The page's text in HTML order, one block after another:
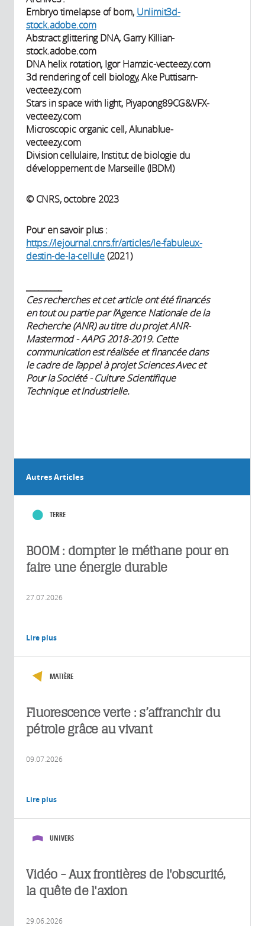
Embryo timelapse of born, Unlimit3d-
stock.adobe.com
Abstract glittering DNA, Garry Killian-
stock.adobe.com
DNA helix rotation, Igor Hamzic-vecteezy.com
3d rendering of cell biology, Ake Puttisarn-
vecteezy.com
Stars in space with light, Piyapong89CG&VFX-
vecteezy.com
Microscopic organic cell, Alunablue-
vecteezy.com
Division cellulaire, Institut de biologie du
développement de Marseille (IBDM)
© CNRS, octobre 2023
Pour en savoir plus :
https://lejournal.cnrs.fr/articles/le-fabuleux-
destin-de-la-cellule(2021)
Ces recherches et cet article ont été financés
en tout ou partie par l’Agence Nationale de la
Recherche (ANR) au titre du projet ANR-
Mastermod - AAPG 2018-2019. Cette
communication est réalisée et financée dans
le cadre de l’appel à projet Sciences Avec et
Pour la Société - Culture Scientifique
Technique et Industrielle.
Autres Articles
TERRE
BOOM : dompter le méthane pour en
faire une énergie durable
27.07.2026
Lire plus
MATIÈRE
Fluorescence verte : s’affranchir du
pétrole grâce au vivant
09.07.2026
Lire plus
UNIVERS
Vidéo - Aux frontières de l'obscurité,
la quête de l'axion
29.06.2026